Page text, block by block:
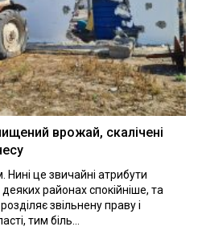
врожай, скалічені
це звичайні атрибути
районах спокійніше, та
звільнену праву і
тим біль...